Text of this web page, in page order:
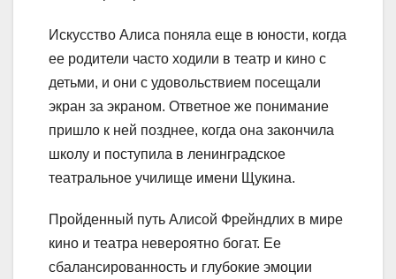
Искусство Алиса поняла еще в юности, когда
ее родители часто ходили в театр и кино с
детьми, и они с удовольствием посещали
экран за экраном. Ответное же понимание
пришло к ней позднее, когда она закончила
школу и поступила в ленинградское
театральное училище имени Щукина.
Пройденный путь Алисой Фрейндлих в мире
кино и театра невероятно богат. Ее
сбалансированность и глубокие эмоции